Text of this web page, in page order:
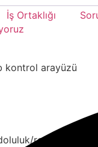
İş Ortaklığı
kontrol arayüzü
rezervasyon